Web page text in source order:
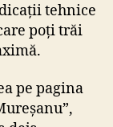
tehnice
poți trăi
pe pagina